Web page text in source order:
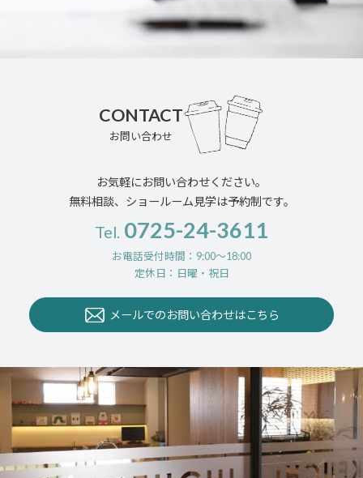
CONTACT
お問い合わせ
お気軽にお問い合わせください。
無料相談、ショールーム見学は予約制です。
Tel. 0725-24-3611
お電話受付時間：9:00〜18:00
定休日：日曜・祝日
メールでのお問い合わせはこちら